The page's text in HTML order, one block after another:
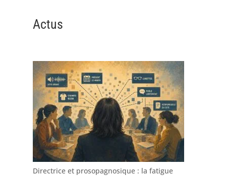
Actus
Directrice et prosopagnosique : la fatigue